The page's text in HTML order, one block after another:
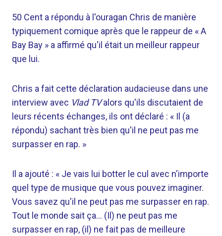
50 Cent a répondu à l'ouragan Chris de manière
typiquement comique après que le rappeur de « A
Bay Bay » a affirmé qu'il était un meilleur rappeur
que lui.
Chris a fait cette déclaration audacieuse dans une
interview avec Vlad TValors qu'ils discutaient de
leurs récents échanges, ils ont déclaré : « Il (a
répondu) sachant très bien qu'il ne peut pas me
surpasser en rap. »
Il a ajouté : « Je vais lui botter le cul avec n'importe
quel type de musique que vous pouvez imaginer.
Vous savez qu'il ne peut pas me surpasser en rap.
Tout le monde sait ça… (Il) ne peut pas me
surpasser en rap, (il) ne fait pas de meilleure